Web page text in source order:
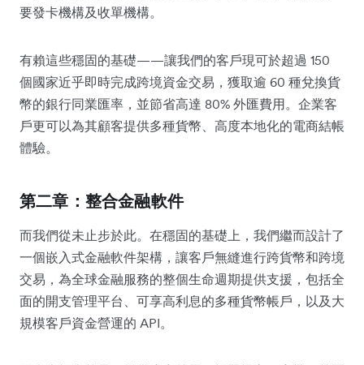
要發卡機構及收單機構。
有賴這些穩固的基礎——讓我們的客戶現可於超過 150
個國家近乎即時完成跨境資金交易，獲取逾 60 種兌換貨
幣的銀行同業匯率，並節省高達 80% 外匯費用。企業客
戶更可以為其顧客提供多種貨幣、高度本地化的電商結帳
體驗。
第二章：整合金融軟件
而我們從未止步於此。在穩固的基礎上，我們繼而設計了
一個嵌入式金融軟件架構，讓客戶無縫進行跨貨幣和跨境
交易，為全球金融服務的整個生命週期提供支援，包括全
面的開支管理平台、可享高利息的多種貨幣帳戶，以及大
規模客戶資金營運的 API。